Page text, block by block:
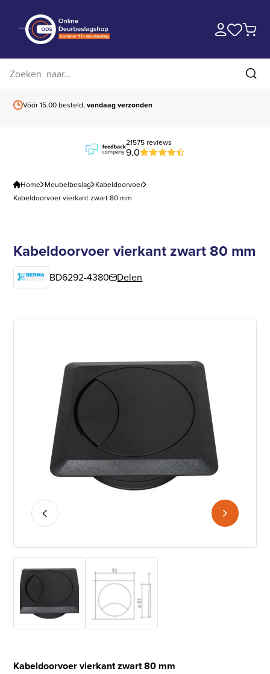
Vóór 15.00 besteld,vandaag verzonden
21575 reviews
9.0
Home Meubelbeslag Kabeldoorvoer
Kabeldoorvoer vierkant zwart 80 mm
Kabeldoorvoer vierkant zwart 80 mm
BD6292-4380 Delen
Kabeldoorvoer vierkant zwart 80 mm